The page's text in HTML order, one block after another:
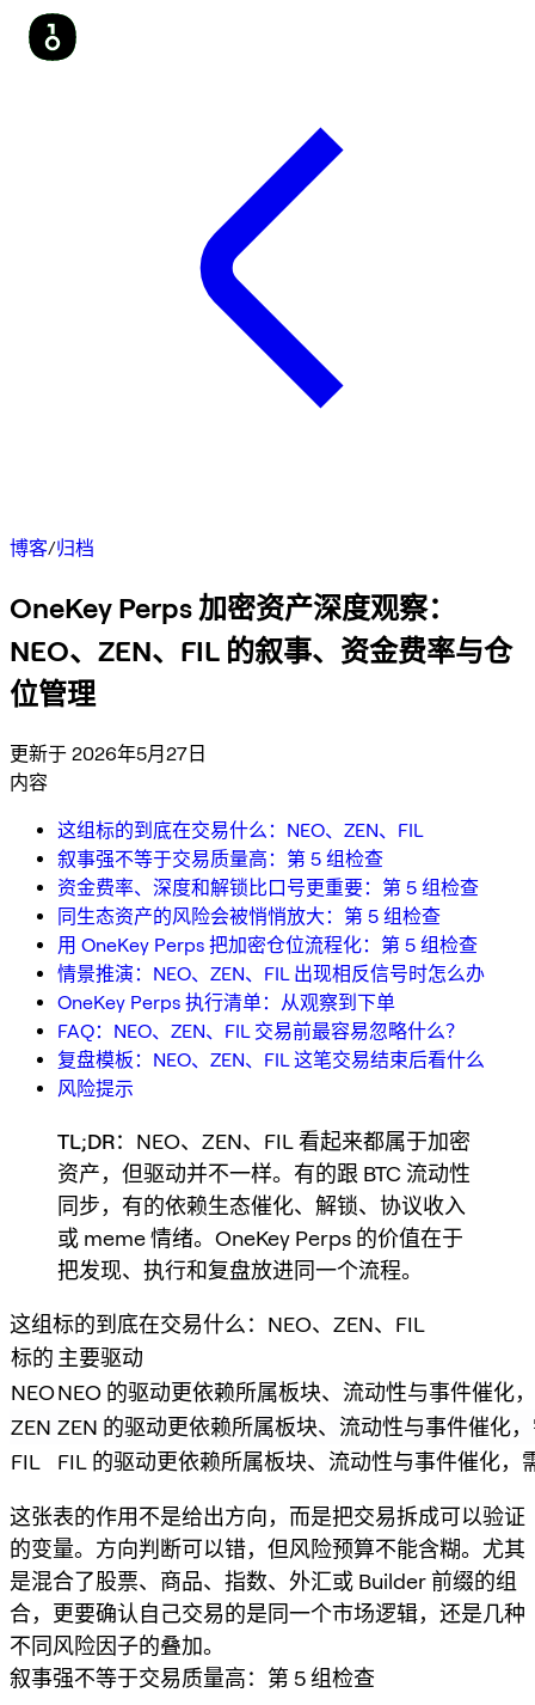
博客/归档
OneKey Perps 加密资产深度观察：
NEO、ZEN、FIL 的叙事、资金费率与仓
位管理
更新于 2026年5月27日
内容
这组标的到底在交易什么：NEO、ZEN、FIL
叙事强不等于交易质量高：第 5 组检查
资金费率、深度和解锁比口号更重要：第 5 组检查
同生态资产的风险会被悄悄放大：第 5 组检查
用 OneKey Perps 把加密仓位流程化：第 5 组检查
情景推演：NEO、ZEN、FIL 出现相反信号时怎么办
OneKey Perps 执行清单：从观察到下单
FAQ：NEO、ZEN、FIL 交易前最容易忽略什么？
复盘模板：NEO、ZEN、FIL 这笔交易结束后看什么
风险提示
TL;DR：NEO、ZEN、FIL 看起来都属于加密
资产，但驱动并不一样。有的跟 BTC 流动性
同步，有的依赖生态催化、解锁、协议收入
或 meme 情绪。OneKey Perps 的价值在于
把发现、执行和复盘放进同一个流程。
这组标的到底在交易什么：NEO、ZEN、FIL
标的 主要驱动
NEONEO 的驱动更依赖所属板块、流动性与事件催化
ZEN ZEN 的驱动更依赖所属板块、流动性与事件催化
FIL
FIL 的驱动更依赖所属板块、流动性与事件催化，
这张表的作用不是给出方向，而是把交易拆成可以验证
的变量。方向判断可以错，但风险预算不能含糊。尤其
是混合了股票、商品、指数、外汇或 Builder 前缀的组
合，更要确认自己交易的是同一个市场逻辑，还是几种
不同风险因子的叠加。
叙事强不等于交易质量高：第 5 组检查